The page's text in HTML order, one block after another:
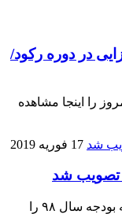
در دوره رکود/
را اینجا مشاهده
17 فوریه 2019
نمایندگان مجلس شورای اسلامی کلیات لایحه بودجه سال ۹۸ را